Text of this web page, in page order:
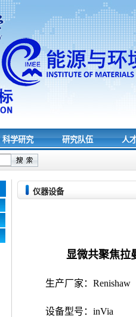
科学研究 研究队伍 人
仪器设备
显微共聚焦拉
生产厂家：Renishaw
设备型号：inVia